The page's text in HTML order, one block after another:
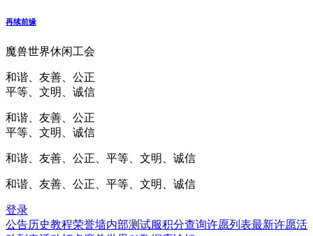
再续前缘
魔兽世界休闲工会
和谐、友善、公正
平等、文明、诚信
和谐、友善、公正
平等、文明、诚信
和谐、友善、公正、平等、文明、诚信
和谐、友善、公正、平等、文明、诚信
登录
公告历史教程荣誉墙内部测试服积分查询许愿列表最新许愿活